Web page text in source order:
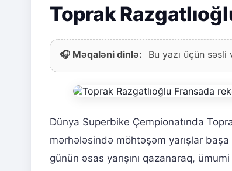
Toprak
🎧 Məqaləni dinlə: Bu yazı üçün səsli
Dünya Superbike Çempionatında
mərhələsində möhtəşəm yarışlar başa
günün əsas yarışını qazanaraq,